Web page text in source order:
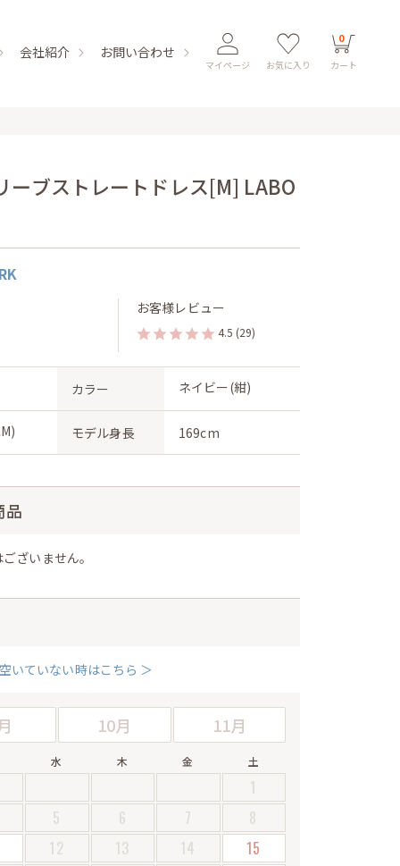
会社紹介 お問い合わせ
マイページ お気に入り
0
カート
ーブストレートドレス[M] LABO
お客様レビュー
4.5 (29)
カラー ネイビー(紺)
モデル身長 169cm
品
ざいません。
いていない時はこちら ＞
10月 11月
水 木 金 土
1
5 6 7
8
12 13 14
15